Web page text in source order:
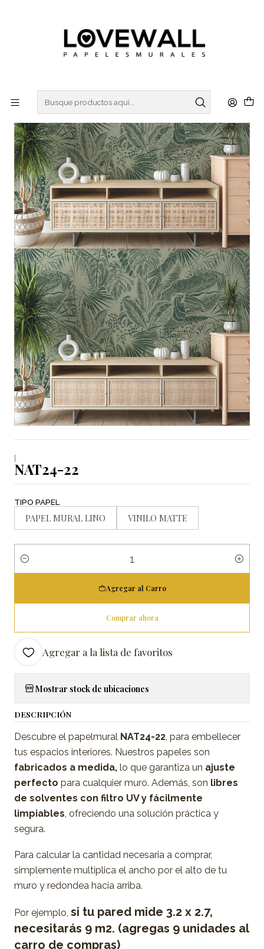
Inicio NATURA NAT24-22
|
NAT24-22
TIPO PAPEL
PAPEL MURAL LINO VINILO MATTE
Cantidad
Agregar al Carro
Comprar ahora
Agregar a la lista de favoritos
Mostrar stock de ubicaciones
DESCRIPCIÓN
Descubre el papelmural NAT24-22, para embellecer
tus espacios interiores. Nuestros papeles son
fabricados a medida, lo que garantiza un ajuste
perfecto para cualquier muro. Además, son libres
de solventes con filtro UV y fácilmente
limpiables, ofreciendo una solución práctica y
segura.
Para calcular la cantidad necesaria a comprar,
simplemente multiplica el ancho por el alto de tu
muro y redondea hacia arriba.
Por ejemplo, si tu pared mide 3.2 x 2.7,
necesitarás 9 m2. (agregas 9 unidades al
carro de compras)